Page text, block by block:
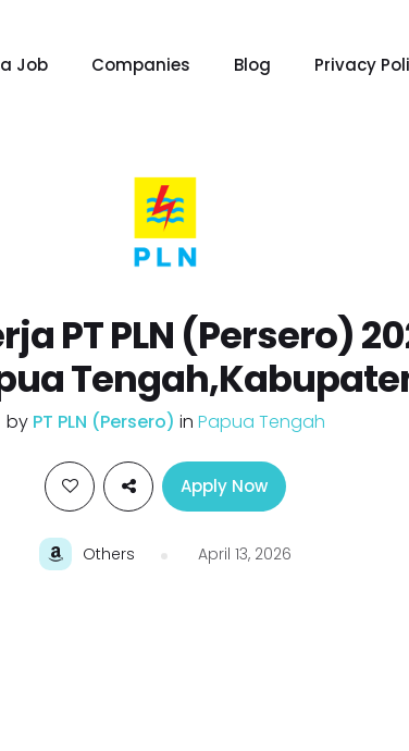
Job Companies Blog Privacy
PT PLN (Persero)
by PT PLN (Persero) in Papua Tengah
Apply Now
Others April 13, 2026